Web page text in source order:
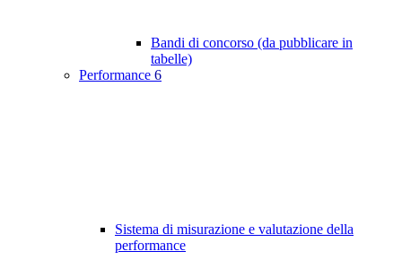
Bandi di concorso (da pubblicare in
tabelle)
Performance 6
Sistema di misurazione e valutazione della
performance